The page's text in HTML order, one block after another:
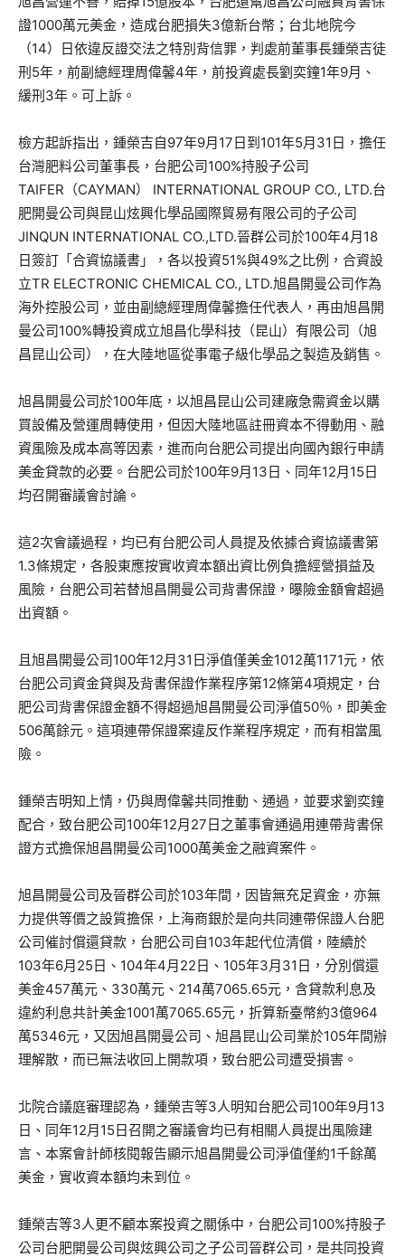
證1000萬元美金，造成台肥損失3億新台幣；台北地院今
（14）日依違反證交法之特別背信罪，判處前董事長鍾榮吉徒
刑5年，前副總經理周偉馨4年，前投資處長劉奕鐘1年9月、
緩刑3年。可上訴。
檢方起訴指出，鍾榮吉自97年9月17日到101年5月31日，擔任
台灣肥料公司董事長，台肥公司100%持股子公司
TAIFER（CAYMAN） INTERNATIONAL GROUP CO., LTD.台
肥開曼公司與昆山炫興化學品國際貿易有限公司的子公司
JINQUN INTERNATIONAL CO.,LTD.晉群公司於100年4月18
日簽訂「合資協議書」，各以投資51%與49%之比例，合資設
立TR ELECTRONIC CHEMICAL CO., LTD.旭昌開曼公司作為
海外控股公司，並由副總經理周偉馨擔任代表人，再由旭昌開
曼公司100%轉投資成立旭昌化學科技（昆山）有限公司（旭
昌昆山公司），在大陸地區從事電子級化學品之製造及銷售。
旭昌開曼公司於100年底，以旭昌昆山公司建廠急需資金以購
買設備及營運周轉使用，但因大陸地區註冊資本不得動用、融
資風險及成本高等因素，進而向台肥公司提出向國內銀行申請
美金貸款的必要。台肥公司於100年9月13日、同年12月15日
均召開審議會討論。
這2次會議過程，均已有台肥公司人員提及依據合資協議書第
1.3條規定，各股東應按實收資本額出資比例負擔經營損益及
風險，台肥公司若替旭昌開曼公司背書保證，曝險金額會超過
出資額。
且旭昌開曼公司100年12月31日淨值僅美金1012萬1171元，依
台肥公司資金貸與及背書保證作業程序第12條第4項規定，台
肥公司背書保證金額不得超過旭昌開曼公司淨值50％，即美金
506萬餘元。這項連帶保證案違反作業程序規定，而有相當風
險。
鍾榮吉明知上情，仍與周偉馨共同推動、通過，並要求劉奕鐘
配合，致台肥公司100年12月27日之董事會通過用連帶背書保
證方式擔保旭昌開曼公司1000萬美金之融資案件。
旭昌開曼公司及晉群公司於103年間，因皆無充足資金，亦無
力提供等價之設質擔保，上海商銀於是向共同連帶保證人台肥
公司催討償還貸款，台肥公司自103年起代位清償，陸續於
103年6月25日、104年4月22日、105年3月31日，分別償還
美金457萬元、330萬元、214萬7065.65元，含貸款利息及
違約利息共計美金1001萬7065.65元，折算新臺幣約3億964
萬5346元，又因旭昌開曼公司、旭昌昆山公司業於105年間辦
理解散，而已無法收回上開款項，致台肥公司遭受損害。
北院合議庭審理認為，鍾榮吉等3人明知台肥公司100年9月13
日、同年12月15日召開之審議會均已有相關人員提出風險建
言、本案會計師核閱報告顯示旭昌開曼公司淨值僅約1千餘萬
美金，實收資本額均未到位。
鍾榮吉等3人更不顧本案投資之關係中，台肥公司100%持股子
公司台肥開曼公司與炫興公司之子公司晉群公司，是共同投資